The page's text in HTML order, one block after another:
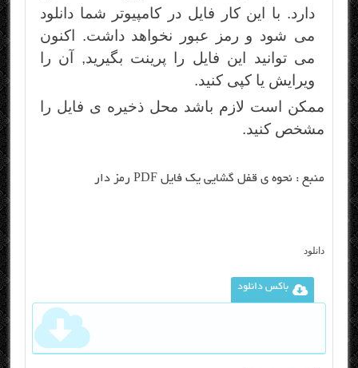
دارد. با این کار فایل در کامپیوتر شما دانلود
می شود و رمز عبور نخواهد داشت. اکنون
می توانید این فایل را پرینت بگیرید, آن را
ویرایش یا کپی کنید.
ممکن است لازم باشد محل ذخیره ی فایل را
مشخص کنید.
منبع : نحوه ی قفل گشایی یک فایل PDF رمز دار
دانلود
باکس دانلود